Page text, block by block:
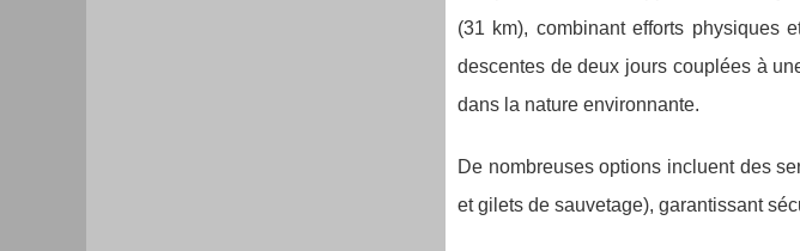
(31 km), combinant efforts physiques
descentes de deux jours couplées à
dans la nature environnante.
De nombreuses options incluent des
et gilets de sauvetage), garantissant